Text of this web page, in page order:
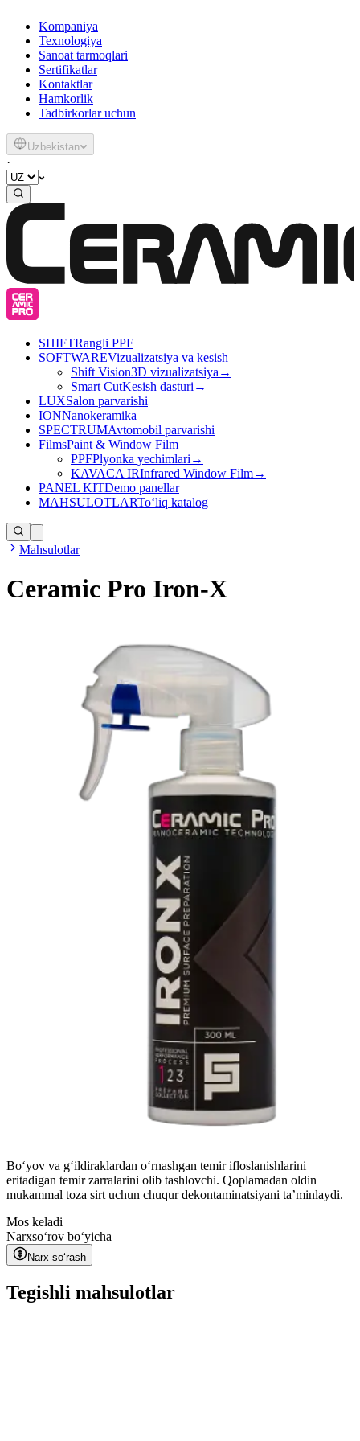
Kompaniya
Texnologiya
Sanoat tarmoqlari
Sertifikatlar
Kontaktlar
Hamkorlik
Tadbirkorlar uchun
Uzbekistan
·
SHIFTRangli PPF
SOFTWAREVizualizatsiya va kesish
Shift Vision3D vizualizatsiya →
Smart CutKesish dasturi →
LUXSalon parvarishi
IONNanokeramika
SPECTRUMAvtomobil parvarishi
FilmsPaint & Window Film
PPFPlyonka yechimlari →
KAVACA IRInfrared Window Film→
PANEL KITDemo panellar
MAHSULOTLARToʻliq katalog
Mahsulotlar
Ceramic Pro Iron-X
Boʻyov va gʻildiraklardan oʻrnashgan temir ifloslanishlarini
eritadigan temir zarralarini olib tashlovchi. Qoplamadan oldin
mukammal toza sirt uchun chuqur dekontaminatsiyani taʼminlaydi.
Mos keladi
Narxsoʻrov boʻyicha
Narx soʻrash
Tegishli mahsulotlar